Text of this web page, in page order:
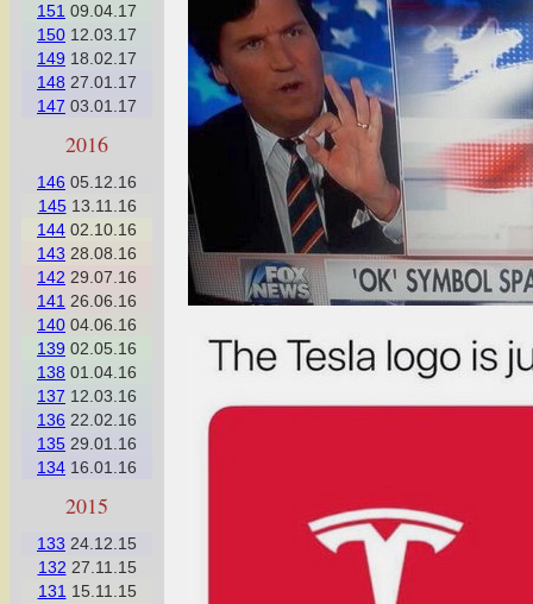
151 09.04.17
150 12.03.17
149 18.02.17
148 27.01.17
147 03.01.17
2016
146 05.12.16
14513.11.16
144 02.10.16
143 28.08.16
142 29.07.16
141 26.06.16
140 04.06.16
139 02.05.16
138 01.04.16
137 12.03.16
136 22.02.16
135 29.01.16
134 16.01.16
2015
133 24.12.15
132 27.11.15
131 15.11.15